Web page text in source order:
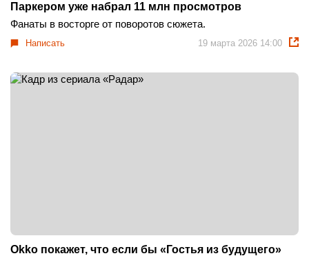
Паркером уже набрал 11 млн просмотров
Фанаты в восторге от поворотов сюжета.
Написать 19 марта 2026 14:00
Okko покажет, что если бы «Гостья из будущего»